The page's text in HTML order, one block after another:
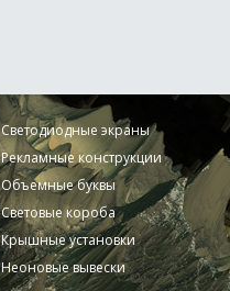
Светодиодные экраны
Рекламные конструкции
Объемные буквы
Световые короба
Крышные установки
Неоновые вывески